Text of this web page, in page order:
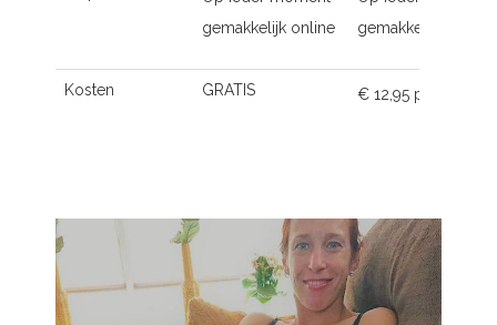
gemakkelijk online
gemakkelijk online
Kosten GRATIS € 12,95 p.m.